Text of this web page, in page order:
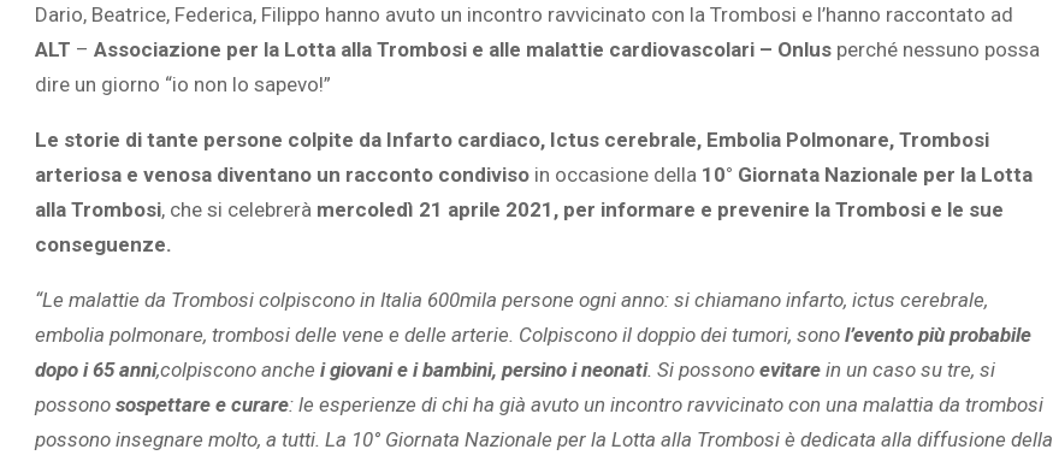
Dario, Beatrice, Federica, Filippo hanno avuto un incontro ravvicinato con la Trombosi e l’hanno raccontato ad
ALT – Associazione per la Lotta alla Trombosi e alle malattie cardiovascolari – Onlus perché nessuno possa
dire un giorno “io non lo sapevo!”
Le storie di tante persone colpite da Infarto cardiaco, Ictus cerebrale, Embolia Polmonare, Trombosi
arteriosa e venosa diventano un racconto condiviso in occasione della 10° Giornata Nazionale per la Lotta
alla Trombosi, che si celebrerà mercoledì 21 aprile 2021, per informare e prevenire la Trombosi e le sue
conseguenze.
“Le malattie da Trombosi colpiscono in Italia 600mila persone ogni anno: si chiamano infarto, ictus cerebrale,
embolia polmonare, trombosi delle vene e delle arterie. Colpiscono il doppio dei tumori, sono l’evento più probabile
dopo i 65 anni,colpiscono anche i giovani e i bambini, persino i neonati. Si possono evitare in un caso su tre, si
possono sospettare e curare: le esperienze di chi ha già avuto un incontro ravvicinato con una malattia da trombosi
possono insegnare molto, a tutti. La 10° Giornata Nazionale per la Lotta alla Trombosi è dedicata alla diffusione della